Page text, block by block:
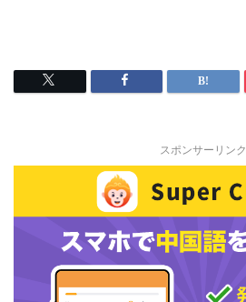
スポンサーリンク